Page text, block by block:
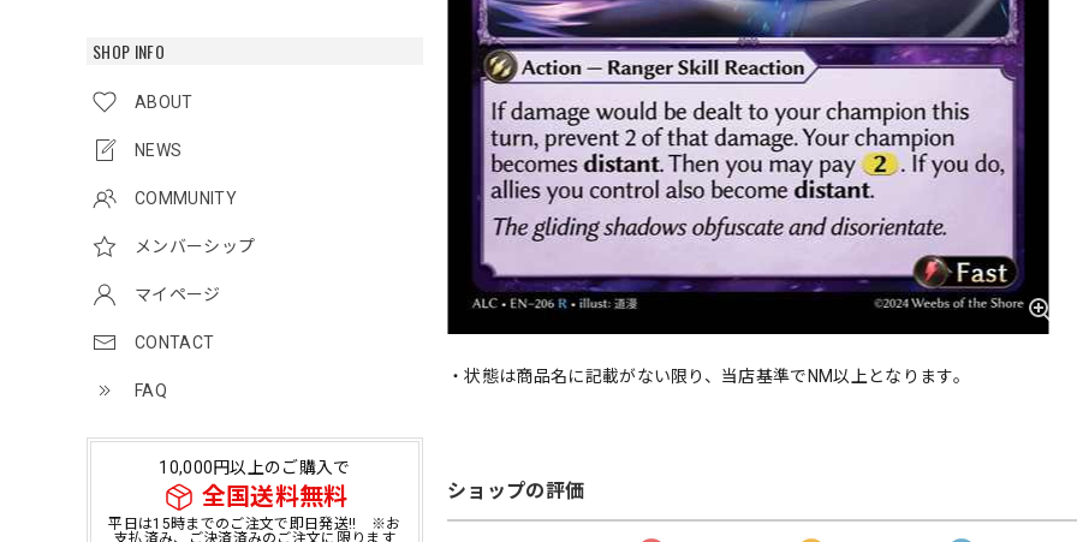
SHOP INFO
ABOUT
NEWS
COMMUNITY
メンバーシップ
マイページ
CONTACT
FAQ
10,000円以上のご購入で
全国送料無料
平日は15時までのご注文で即日発送!! ※お
支払済み、ご決済済みのご注文に限ります
・状態は商品名に記載がない限り、当店基準でNM以上となります。
ショップの評価